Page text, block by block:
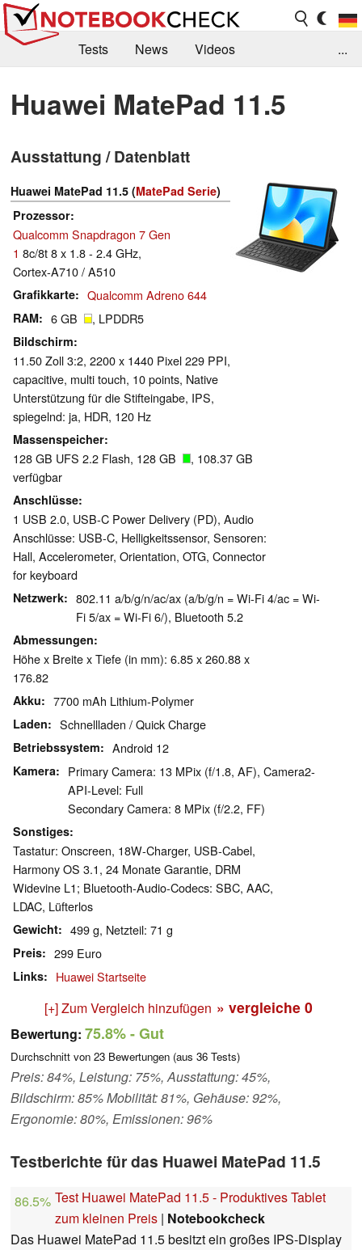
Tests News
Videos
Kaufberatung
Deals Suche
Jobs
Forum
...
Huawei MatePad 11.5
Ausstattung / Datenblatt
Huawei MatePad 11.5 (MatePad Serie)
Prozessor
Qualcomm Snapdragon 7 Gen
1 8c/8t 8 x 1.8 - 2.4 GHz,
Cortex-A710 / A510
Grafikkarte Qualcomm Adreno 644
RAM 6 GB , LPDDR5
Bildschirm
11.50 Zoll 3:2, 2200 x 1440 Pixel 229 PPI,
capacitive, multi touch, 10 points, Native
Unterstützung für die Stifteingabe, IPS,
spiegelnd: ja, HDR, 120 Hz
Massenspeicher
128 GB UFS 2.2 Flash, 128 GB
, 108.37 GB
verfügbar
Anschlüsse
1 USB 2.0, USB-C Power Delivery (PD), Audio
Anschlüsse: USB-C, Helligkeitssensor, Sensoren:
Hall, Accelerometer, Orientation, OTG, Connector
for keyboard
Netzwerk
802.11 a/b/g/n/ac/ax (a/b/g/n = Wi-Fi 4/ac = Wi-
Fi 5/ax = Wi-Fi 6/), Bluetooth 5.2
Abmessungen
Höhe x Breite x Tiefe (in mm): 6.85 x 260.88 x
176.82
Akku 7700 mAh Lithium-Polymer
Laden Schnellladen / Quick Charge
Betriebssystem Android 12
Kamera
Primary Camera: 13 MPix (f/1.8, AF), Camera2-
API-Level: Full
Secondary Camera: 8 MPix (f/2.2, FF)
Sonstiges
Tastatur: Onscreen, 18W-Charger, USB-Cabel,
Harmony OS 3.1, 24 Monate Garantie, DRM
Widevine L1; Bluetooth-Audio-Codecs: SBC, AAC,
LDAC, Lüfterlos
Gewicht 499 g, Netzteil: 71 g
Preis 299 Euro
Links Huawei Startseite
[+] Zum Vergleich hinzufügen » vergleiche 0
Bewertung: 75.8%- Gut
Durchschnitt von 23 Bewertungen (aus 36 Tests)
Preis: 84%, Leistung: 75%, Ausstattung: 45%,
Bildschirm: 85% Mobilität: 81%, Gehäuse: 92%,
Ergonomie: 80%, Emissionen: 96%
Testberichte für das Huawei MatePad 11.5
86.5% Test Huawei MatePad 11.5 - Produktives Tablet
zum kleinen Preis | Notebookcheck
Das Huawei MatePad 11.5 besitzt ein großes IPS-Display